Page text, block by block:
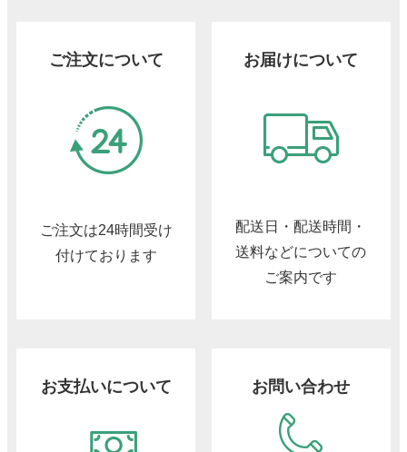
ご注文について
ご注文は24時間受け
付けております
お届けについて
配送日・配送時間・
送料などについての
ご案内です
お支払いについて お問い合わせ